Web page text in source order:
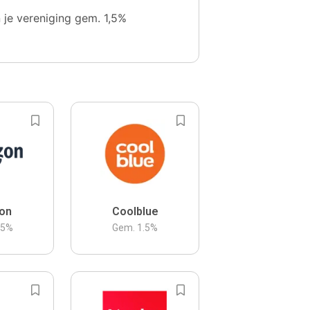
vereniging gem. 1,5%
%
Coolblue
Gem. 1.5%